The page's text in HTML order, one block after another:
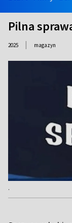
Pilna
2025 | magazyn
.